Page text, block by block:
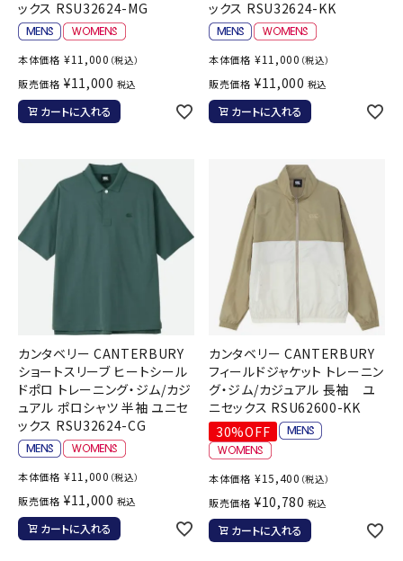
ックス RSU32624-MG
本体価格 ¥11,000 （税込）
販売価格 ¥11,000 税込
カートに入れる
ックス RSU32624-KK
本体価格 ¥11,000 （税込）
販売価格 ¥11,000 税込
カートに入れる
カンタベリー CANTERBURY
ショートスリーブ ヒートシール
ドポロ トレーニング・ジム/カジ
ュアル ポロシャツ 半袖 ユニセ
ックス RSU32624-CG
本体価格 ¥11,000 （税込）
販売価格 ¥11,000 税込
カートに入れる
カンタベリー CANTERBURY
フィールドジャケット トレーニン
グ・ジム/カジュアル 長袖 ユ
ニセックス RSU62600-KK
30%OFF
本体価格 ¥15,400 （税込）
販売価格 ¥10,780 税込
カートに入れる